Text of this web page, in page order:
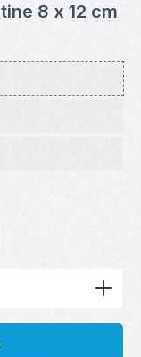
8 x 12 cm
Wert ein